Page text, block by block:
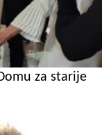
za starije